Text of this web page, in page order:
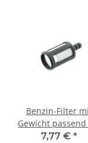
Benzin-Filter
Gewicht
Stihl Geräte
7,77 € *